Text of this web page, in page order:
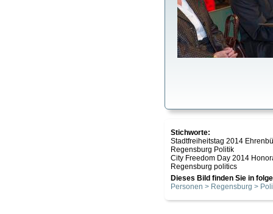
Stichworte:
Stadtfreiheitstag 2014
Regensburg Politik
City Freedom Day 2014
Regensburg politics
Dieses Bild finden Sie in
Personen > Regensburg >